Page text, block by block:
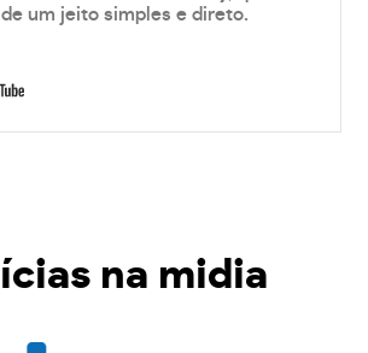
um jeito simples e direto.
na midia